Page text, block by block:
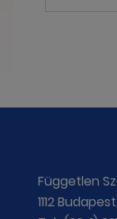
Független
1112